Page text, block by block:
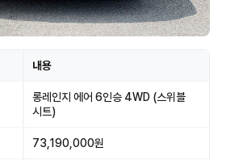
내용
롱레인지 에어 6인승 4WD (스위블
시트)
73,190,000원